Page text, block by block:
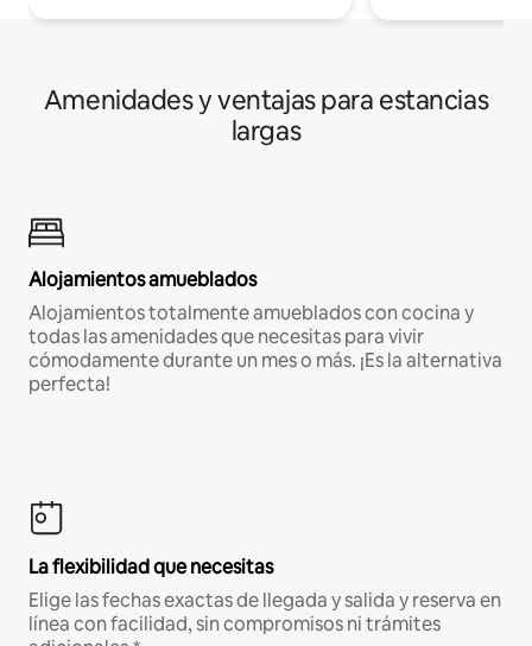
Amenidades y ventajas para estancias
largas
Alojamientos amueblados
Alojamientos totalmente amueblados con cocina y
todas las amenidades que necesitas para vivir
cómodamente durante un mes o más. ¡Es la alternativa
perfecta!
La flexibilidad que necesitas
Elige las fechas exactas de llegada y salida y reserva en
línea con facilidad, sin compromisos ni trámites